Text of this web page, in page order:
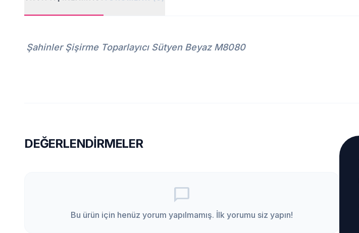
Şahinler Şişirme Toparlayıcı Sütyen Beyaz M8080
DEĞERLENDIRMELER
chat_bubble_outline
Bu ürün için henüz yorum yapılmamış. İlk yorumu siz yapın!